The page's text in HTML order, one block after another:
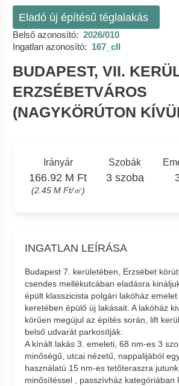
Eladó új építésű téglalakás
Belső azonosító: 2026/010
Ingatlan azonosító: 167_cll
BUDAPEST, VII.
ERZSÉBETVÁROS
(NAGYKÖRÚTON
Irányár
166.92 M Ft
(2.45 M Ft/㎡)
Szobák
3 szoba
INGATLAN LEÍRÁSA
Budapest 7. kerületében, Erzsébet
csendes mellékutcában eladásra
épült klasszicista polgári lakóház
keretében épülő új lakásait. A lakóház
körűen megújul az építés során, lift
belső udvarát parkosítják.
A kínált lakás 3. emeleti, 68 nm-es 3
minőségű, utcai nézetű, nappalijából
használatú 15 nm-es tetőteraszra
minősítéssel , passzívház kategóriában